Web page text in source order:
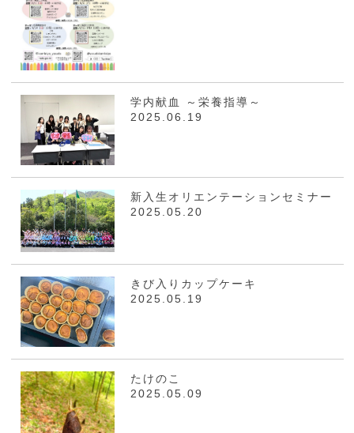
学内献血 ～栄養指導～
2025.06.19
新入生オリエンテーションセミナー
2025.05.20
きび入りカップケーキ
2025.05.19
たけのこ
2025.05.09